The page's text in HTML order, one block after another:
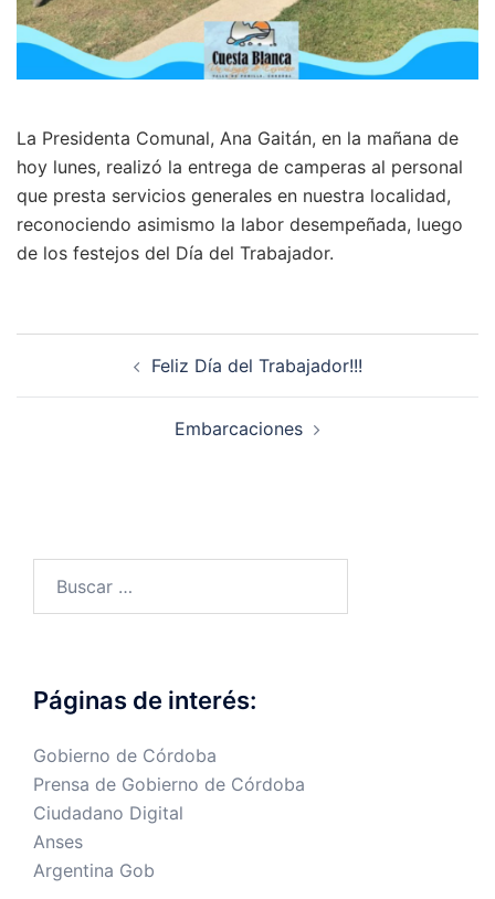
La Presidenta Comunal, Ana Gaitán, en la mañana de
hoy lunes, realizó la entrega de camperas al personal
que presta servicios generales en nuestra localidad,
reconociendo asimismo la labor desempeñada, luego
de los festejos del Día del Trabajador.
Feliz Día del Trabajador!!!
Embarcaciones
Páginas de interés:
Gobierno de Córdoba
Prensa de Gobierno de Córdoba
Ciudadano Digital
Anses
Argentina Gob